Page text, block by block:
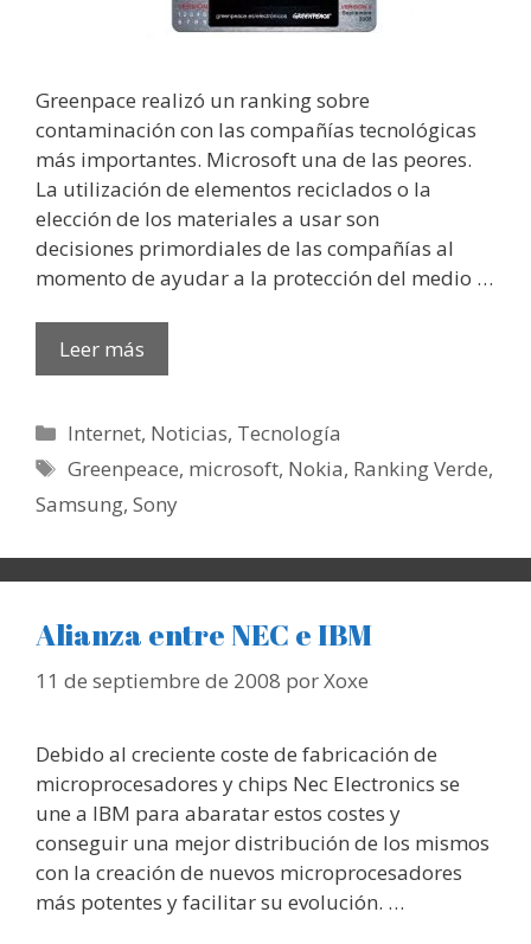
Greenpace realizó un ranking sobre
contaminación con las compañías tecnológicas
más importantes. Microsoft una de las peores.
La utilización de elementos reciclados o la
elección de los materiales a usar son
decisiones primordiales de las compañías al
momento de ayudar a la protección del medio …
Leer más
Categorías
Internet, Noticias, Tecnología
Etiquetas
Greenpeace, microsoft, Nokia, Ranking Verde,
Samsung, Sony
Alianza entre NEC e IBM
11 de septiembre de 2008 porXoxe
Debido al creciente coste de fabricación de
microprocesadores y chips Nec Electronics se
une a IBM para abaratar estos costes y
conseguir una mejor distribución de los mismos
con la creación de nuevos microprocesadores
más potentes y facilitar su evolución. …